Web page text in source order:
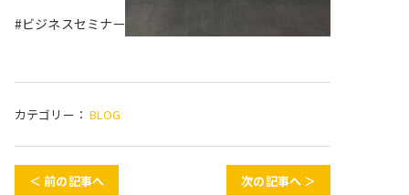
#ビジネスセミナー
カテゴリー： BLOG
＜ 前の記事へ 次の記事へ ＞